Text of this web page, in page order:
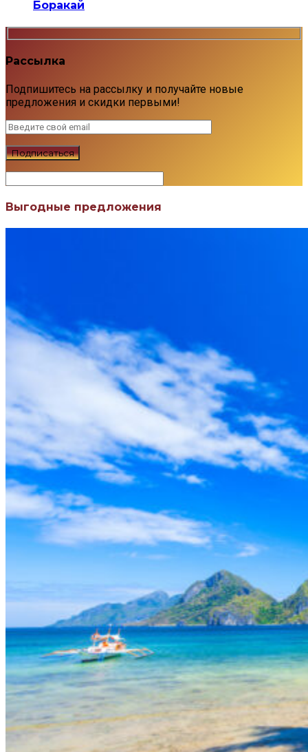
Боракай
Рассылка
Подпишитесь на рассылку и получайте новые
предложения и скидки первыми!
Выгодные предложения